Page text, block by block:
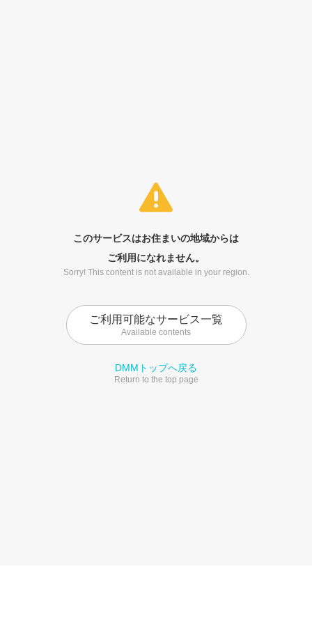
このサービスはお住まいの地域からは
ご利用になれません。
Sorry! This content is not available in your region.
ご利用可能なサービス一覧
Available contents
DMMトップへ戻る
Return to the top page